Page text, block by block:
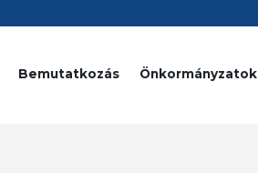
Bemutatkozás Önkormányzatok